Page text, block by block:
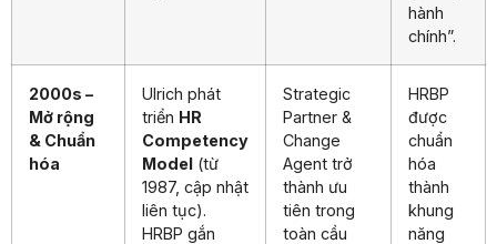
hành
chính”.
2000s –
Mở rộng
& Chuẩn
hóa
Ulrich phát
triển HR
Competency
Model (từ
1987, cập nhật
liên tục).
HRBP gắn
Strategic
Partner &
Change
Agent trở
thành ưu
tiên trong
toàn cầu
HRBP
được
chuẩn
hóa
thành
khung
năng